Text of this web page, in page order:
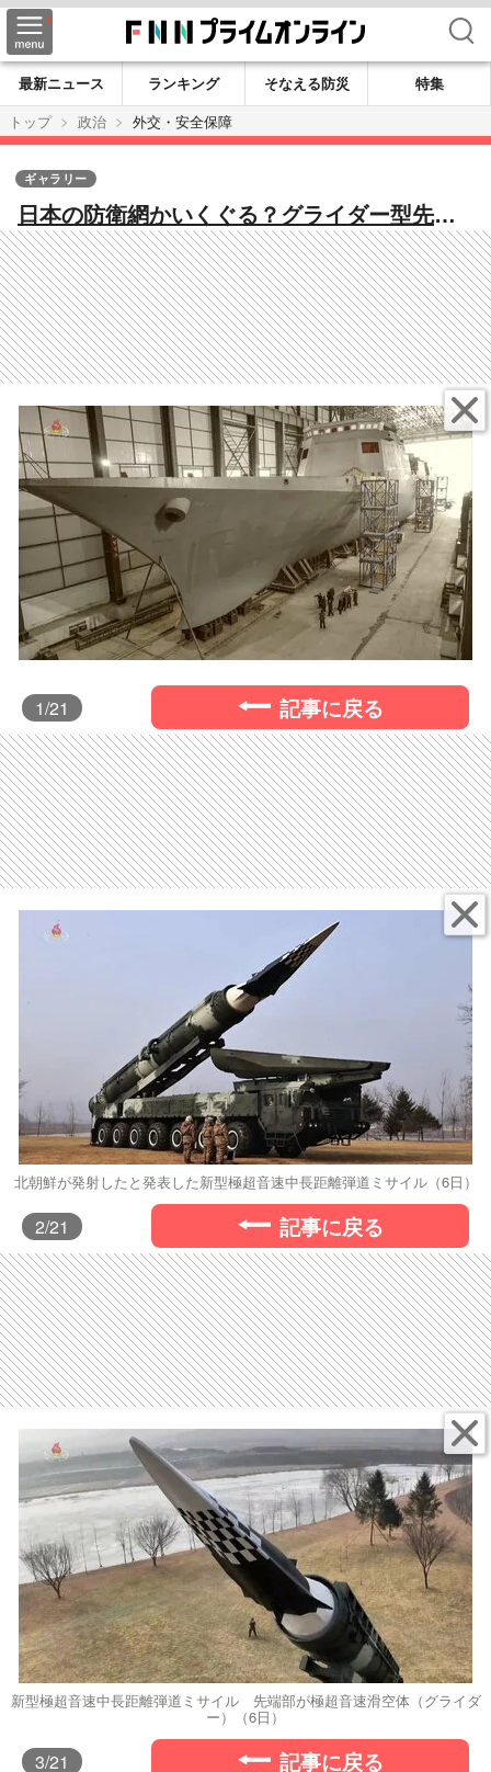
検索
最新ニュース ランキング そなえる防災
特集
トップ
政治 外交・安全保障
日本の防衛網かいくぐる？グライダー型先端
部が極超音速で機動する北朝鮮の新型IRBM級
ミサイル…陰で建造進む「イージス艦」モド
キの北朝鮮軍艦も
ギャラリー
1/21 記事に戻る
北朝鮮が発射したと発表した新型極超音速中長距離弾道ミサイル（6日）
2/21 記事に戻る
新型極超音速中長距離弾道ミサイル 先端部が極超音速滑空体（グライダ
ー）（6日）
3/21 記事に戻る